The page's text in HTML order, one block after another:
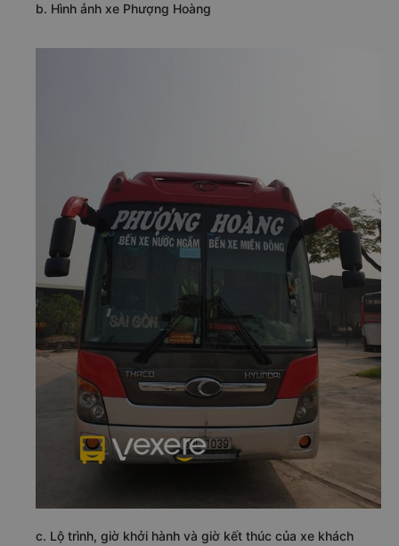
b. Hình ảnh xe Phượng Hoàng
c. Lộ trình, giờ khởi hành và giờ kết thúc của xe khách